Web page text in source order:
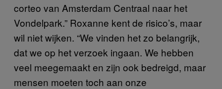
corteo van Amsterdam Centraal naar het
Vondelpark.” Roxanne kent de risico’s, maar
wil niet wijken. “We vinden het zo belangrijk,
dat we op het verzoek ingaan. We hebben
veel meegemaakt en zijn ook bedreigd, maar
mensen moeten toch aan onze